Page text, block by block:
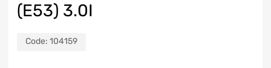
(E53) 3.0I
Code: 104159